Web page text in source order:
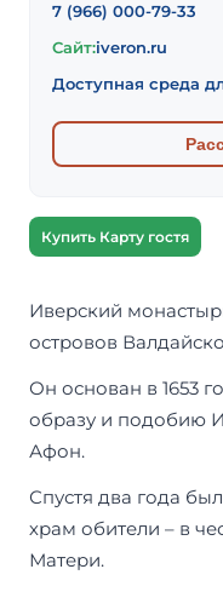
7 (966) 000-79-33
Сайт:iveron.ru
Доступная среда
Купить Карту гостя
Иверский
островов
Он основан в 1653
образу и подобию
Афон.
Спустя два года
храм обители – в
Матери.